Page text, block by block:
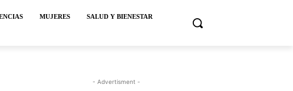
MUJERES
SALUD Y BIENESTAR
- Advertisment -